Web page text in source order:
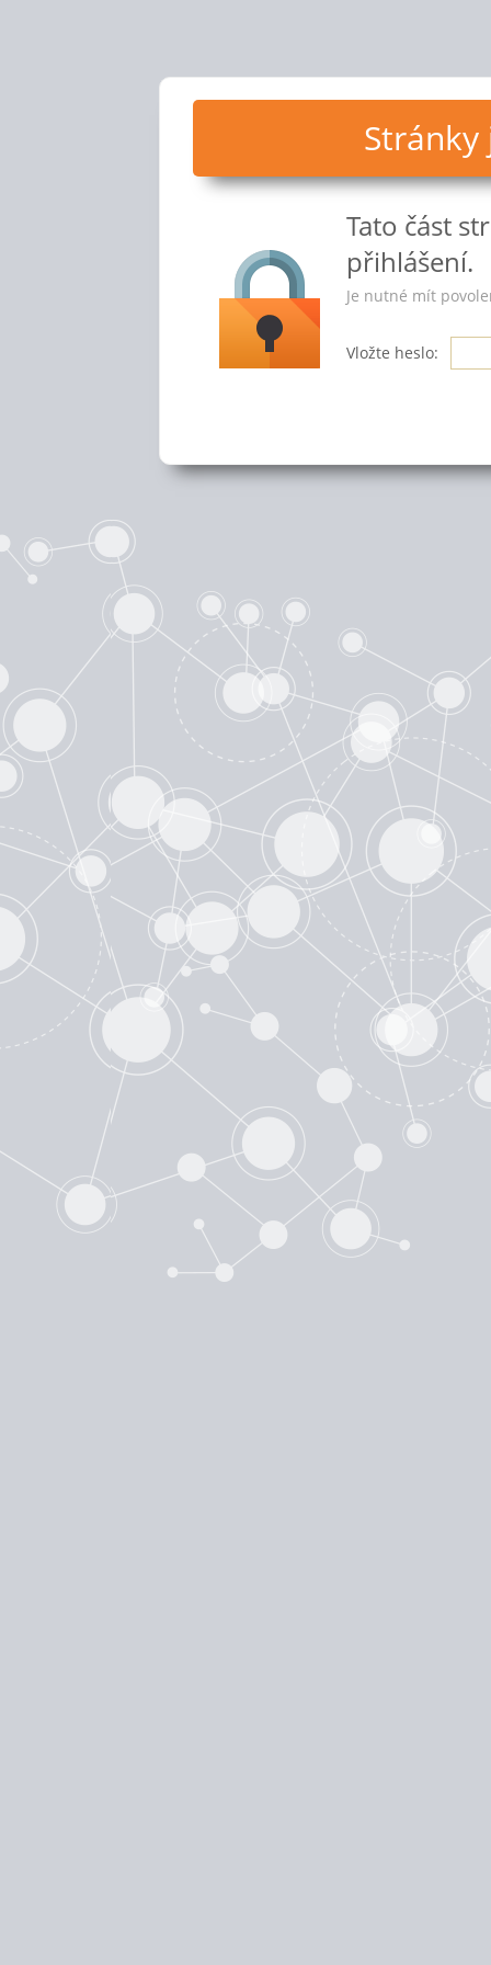
Tato část
přihlášení.
Je nutné mít
Vložte heslo: